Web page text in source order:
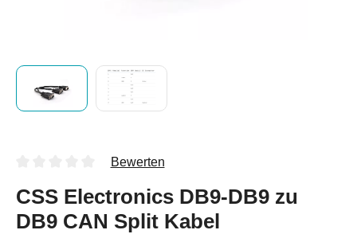
Bewerten
CSS Electronics DB9-DB9 zu
DB9 CAN Split Kabel